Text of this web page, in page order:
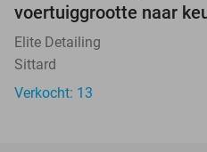
voertuiggrootte naar
Elite Detailing
Sittard
Verkocht: 13